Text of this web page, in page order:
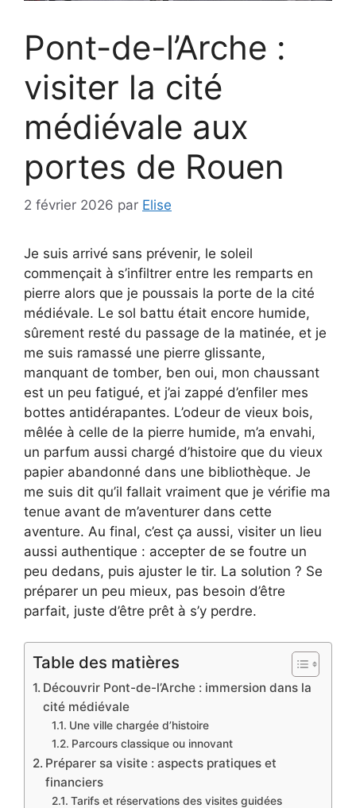
Pont-de-l’Arche :
visiter la cité
médiévale aux
portes de Rouen
2 février 2026 par Elise
Je suis arrivé sans prévenir, le soleil
commençait à s’infiltrer entre les remparts en
pierre alors que je poussais la porte de la cité
médiévale. Le sol battu était encore humide,
sûrement resté du passage de la matinée, et je
me suis ramassé une pierre glissante,
manquant de tomber, ben oui, mon chaussant
est un peu fatigué, et j’ai zappé d’enfiler mes
bottes antidérapantes. L’odeur de vieux bois,
mêlée à celle de la pierre humide, m’a envahi,
un parfum aussi chargé d’histoire que du vieux
papier abandonné dans une bibliothèque. Je
me suis dit qu’il fallait vraiment que je vérifie ma
tenue avant de m’aventurer dans cette
aventure. Au final, c’est ça aussi, visiter un lieu
aussi authentique : accepter de se foutre un
peu dedans, puis ajuster le tir. La solution ? Se
préparer un peu mieux, pas besoin d’être
parfait, juste d’être prêt à s’y perdre.
Table des matières
Découvrir Pont-de-l’Arche : immersion dans la
cité médiévale
Une ville chargée d’histoire
Parcours classique ou innovant
Préparer sa visite : aspects pratiques et
financiers
Tarifs et réservations des visites guidées